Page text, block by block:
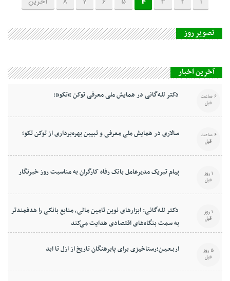
تصویر روز
آخرین اخبار
دکتر للـه‌گانی در همایش ملی معرفی توکن “تکو”: 6 ساعت
قبل
سالاری در همایش ملی معرفی و تبیین بهره‌برداری از توکن تکو؛ 6 ساعت
قبل
پیام تبریک مدیرعامل بانک رفاه کارگران به مناسبت روز خبرنگار 1 روز
قبل
دکتر للـه‌گانی: ابزارهای نوین تامین مالی، منابع بانکی را هدفمندتر
به سمت بنگاه‌های اقتصادی هدایت می‌کند
1 روز
قبل
اربـعـیـن؛رستاخیزی برای پابرهنگان تاریخ از ازل تا ابد 5 روز
قبل